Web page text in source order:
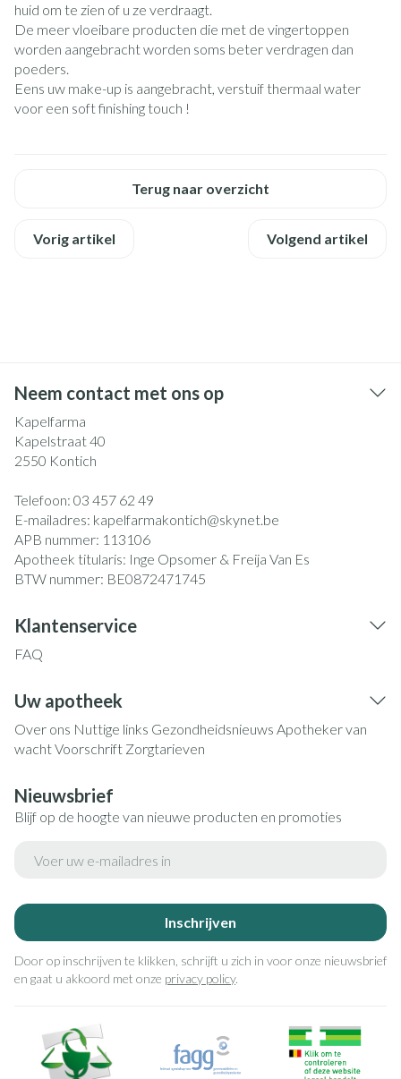
huid om te zien of u ze verdraagt.
De meer vloeibare producten die met de vingertoppen
worden aangebracht worden soms beter verdragen dan
poeders.
Eens uw make-up is aangebracht, verstuif thermaal water
voor een soft finishing touch !
Terug naar overzicht
Vorig artikel Volgend artikel
Neem contact met ons op
Kapelfarma
Kapelstraat 40
2550 Kontich
Telefoon: 03 457 62 49
E-mailadres: kapelfarmakontich@skynet.be
APB nummer: 113106
Apotheek titularis: Inge Opsomer & Freija Van Es
BTW nummer: BE0872471745
Klantenservice
FAQ
Uw apotheek
Over ons Nuttige links Gezondheidsnieuws Apotheker van
wachtVoorschrift Zorgtarieven
Nieuwsbrief
Blijf op de hoogte van nieuwe producten en promoties
Inschrijven
Door op inschrijven te klikken, schrijft u zich in voor onze nieuwsbrief
en gaat u akkoord met onze privacy policy.